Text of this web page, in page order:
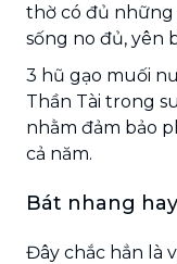
thờ có đủ những
sống no đủ, yên
3 hũ gạo muối
Thần Tài trong
nhằm đảm bảo
cả năm.
Bát nhang
Đây chắc hẳn là